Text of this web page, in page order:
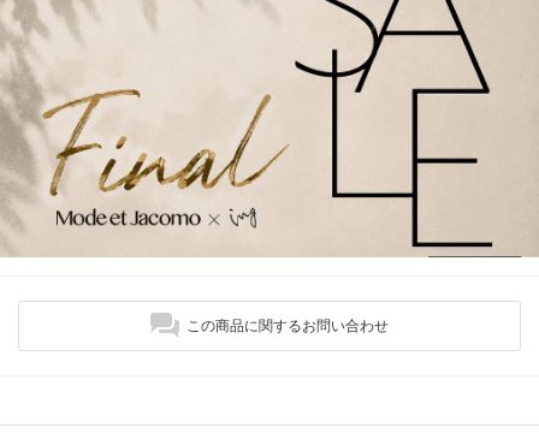
この商品に関するお問い合わせ